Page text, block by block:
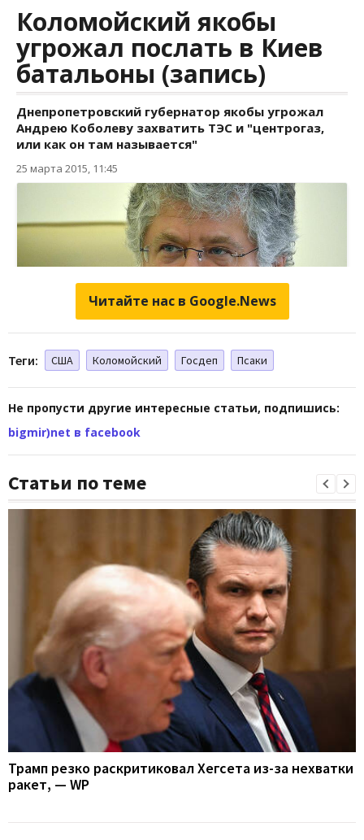
Читайте нас в Google.News
Теги: США Коломойский Госдеп Псаки
Не пропусти другие интересные статьи, подпишись:
bigmir)net в facebook
Статьи по теме
Трамп резко раскритиковал Хегсета из-за нехватки
ракет, — WP